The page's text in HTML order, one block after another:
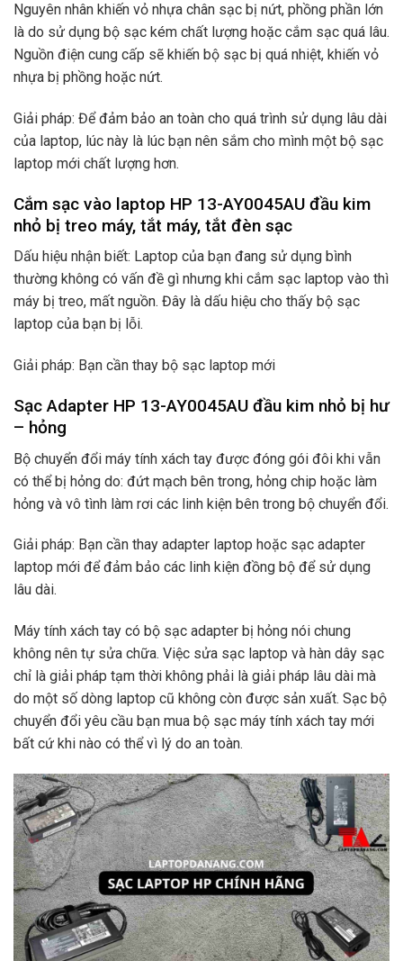
Nguyên nhân khiến vỏ nhựa chân sạc bị nứt, phồng phần lớn
là do sử dụng bộ sạc kém chất lượng hoặc cắm sạc quá lâu.
Nguồn điện cung cấp sẽ khiến bộ sạc bị quá nhiệt, khiến vỏ
nhựa bị phồng hoặc nứt.
Giải pháp: Để đảm bảo an toàn cho quá trình sử dụng lâu dài
của laptop, lúc này là lúc bạn nên sắm cho mình một bộ sạc
laptop mới chất lượng hơn.
Cắm sạc vào laptop HP 13-AY0045AU đầu kim
nhỏ bị treo máy, tắt máy, tắt đèn sạc
Dấu hiệu nhận biết: Laptop của bạn đang sử dụng bình
thường không có vấn đề gì nhưng khi cắm sạc laptop vào thì
máy bị treo, mất nguồn. Đây là dấu hiệu cho thấy bộ sạc
laptop của bạn bị lỗi.
Giải pháp: Bạn cần thay bộ sạc laptop mới
Sạc Adapter HP 13-AY0045AU đầu kim nhỏ bị hư
– hỏng
Bộ chuyển đổi máy tính xách tay được đóng gói đôi khi vẫn
có thể bị hỏng do: đứt mạch bên trong, hỏng chip hoặc làm
hỏng và vô tình làm rơi các linh kiện bên trong bộ chuyển đổi.
Giải pháp: Bạn cần thay adapter laptop hoặc sạc adapter
laptop mới để đảm bảo các linh kiện đồng bộ để sử dụng
lâu dài.
Máy tính xách tay có bộ sạc adapter bị hỏng nói chung
không nên tự sửa chữa. Việc sửa sạc laptop và hàn dây sạc
chỉ là giải pháp tạm thời không phải là giải pháp lâu dài mà
do một số dòng laptop cũ không còn được sản xuất. Sạc bộ
chuyển đổi yêu cầu bạn mua bộ sạc máy tính xách tay mới
bất cứ khi nào có thể vì lý do an toàn.